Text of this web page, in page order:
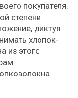
покупателя.
степени
диктуя
хлопок-
из этого